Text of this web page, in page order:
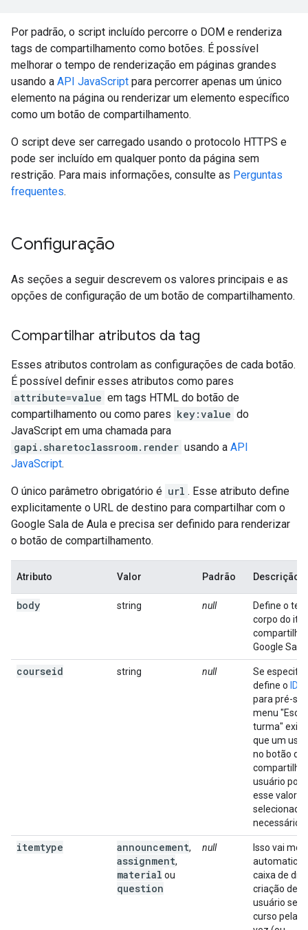
Por padrão, o script incluído percorre o DOM e renderiza
tags de compartilhamento como botões. É possível
melhorar o tempo de renderização em páginas grandes
usando a API JavaScript para percorrer apenas um único
elemento na página ou renderizar um elemento específico
como um botão de compartilhamento.
O script deve ser carregado usando o protocolo HTTPS e
pode ser incluído em qualquer ponto da página sem
restrição. Para mais informações, consulte as Perguntas
frequentes.
Configuração
As seções a seguir descrevem os valores principais e as
opções de configuração de um botão de compartilhamento.
Compartilhar atributos da tag
Esses atributos controlam as configurações de cada botão.
É possível definir esses atributos como pares
attribute=value em tags HTML do botão de
compartilhamento ou como pares key:value do
JavaScript em uma chamada para
gapi.sharetoclassroom.render usando a API
JavaScript.
O único parâmetro obrigatório é url . Esse atributo define
explicitamente o URL de destino para compartilhar com o
Google Sala de Aula e precisa ser definido para renderizar
o botão de compartilhamento.
Atributo Valor Padrão Descrição
body string null
Define o
corpo do
Google Sala
courseid string null
Se
define o ID
para pré-
menu
turma"
que um
no botão de
usuário
esse valor
necessário.
itemtype announcement,
assignment,
material ou
question
null
Isso vai
caixa de
criação
usuário
curso pela